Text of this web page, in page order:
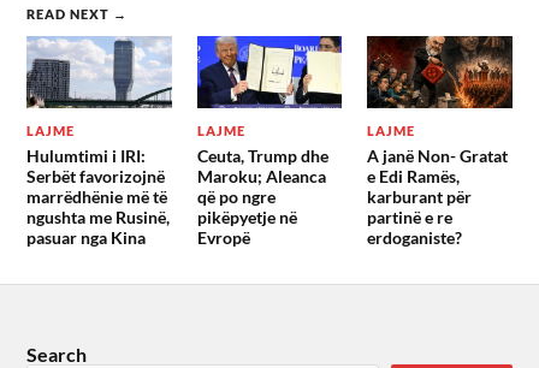
READ NEXT →
LAJME
Hulumtimi i IRI:
Serbët favorizojnë
marrëdhënie më të
ngushta me Rusinë,
pasuar nga Kina
LAJME
Ceuta, Trump dhe
Maroku; Aleanca
që po ngre
pikëpyetje në
Evropë
LAJME
A janë Non- Gratat
e Edi Ramës,
karburant për
partinë e re
erdoganiste?
Search